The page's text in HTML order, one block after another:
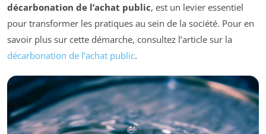
décarbonation de l’achat public, est un levier essentiel
pour transformer les pratiques au sein de la société. Pour en
savoir plus sur cette démarche, consultez l’article sur la
décarbonation de l’achat public.